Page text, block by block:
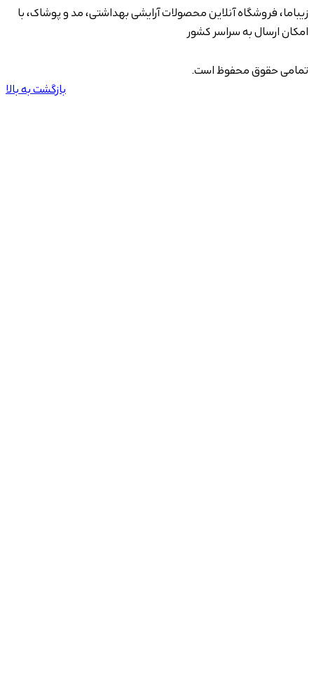
زیباما، فروشگاه آنلاین محصولات آرایشی بهداشتی، مد و پوشاک، با
امکان ارسال به سراسر کشور
تمامی حقوق محفوظ است.
بازگشت به بالا